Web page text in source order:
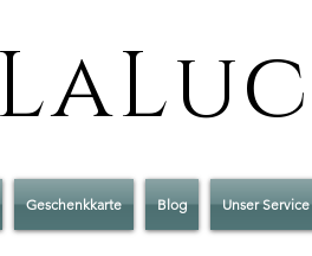
Geschenkkarte Blog Unser Service